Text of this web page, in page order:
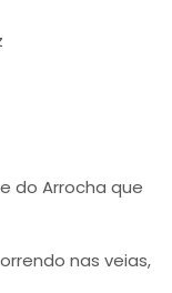
do Arrocha que
nas veias,